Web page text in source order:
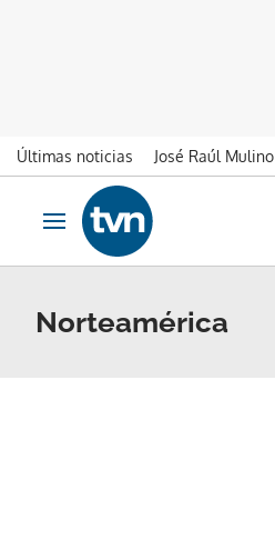
Últimas noticias José Raúl Mulino
Ir al contenido
Obrir navegació
Norteamérica